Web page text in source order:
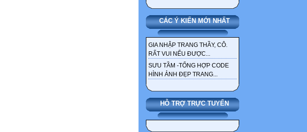
CÁC Ý KIẾN MỚI NHẤT
GIA NHẬP TRANG THẦY, CÔ.
RẤT VUI NẾU ĐƯỢC...
SƯU TẦM -TỔNG HỢP CODE
HÌNH ẢNH ĐẸP TRANG...
HỖ TRỢ TRỰC TUYẾN